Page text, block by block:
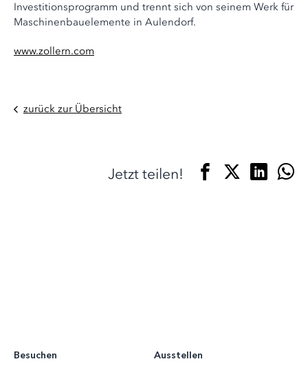
Investitionsprogramm und trennt sich von seinem Werk für
Maschinenbauelemente in Aulendorf.
www.zollern.com
zurück zur Übersicht
Jetzt teilen!
Besuchen
Ausstellen